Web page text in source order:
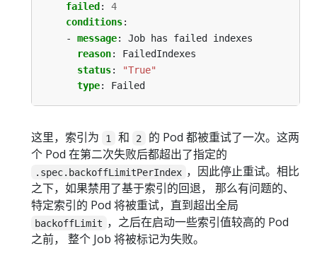
failed :
4
conditions:
- message:
Job has failed indexes
reason:
FailedIndexes
status:
"True"
type: Failed
这里，索引为 1 和 2
的 Pod 都被重试了一次。这两
个 Pod 在第二次失败后都超出了指定的
.spec.backoffLimitPerIndex ，因此停止重试。相比
之下，如果禁用了基于索引的回退， 那么有问题的、
特定索引的 Pod 将被重试，直到超出全局
backoffLimit ，之后在启动一些索引值较高的 Pod
之前， 整个 Job 将被标记为失败。